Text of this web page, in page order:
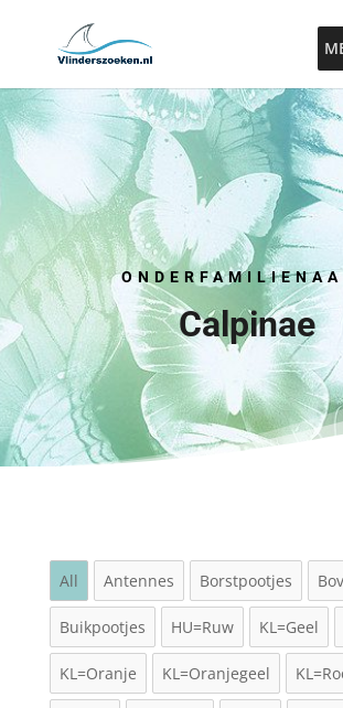
Calpinae
All Antennes Borstpootjes
Buikpootjes HU=Ruw KL=Geel
KL=Oranje KL=Oranjegeel